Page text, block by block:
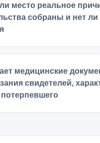
место реальное
собраны и нет
медицинские
свидетелей,